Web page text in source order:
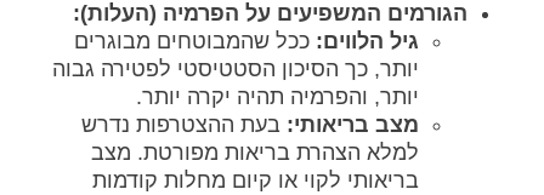
הגורמים המשפיעים על הפרמיה (העלות):
גיל הלווים: ככל שהמבוטחים מבוגרים
יותר, כך הסיכון הסטטיסטי לפטירה גבוה
יותר, והפרמיה תהיה יקרה יותר.
מצב בריאותי: בעת ההצטרפות נדרש
למלא הצהרת בריאות מפורטת. מצב
בריאותי לקוי או קיום מחלות קודמות